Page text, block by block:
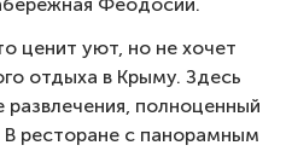
ценит уют, но не хочет
отдыха в Крыму. Здесь
полноценный
В ресторане с панорамным